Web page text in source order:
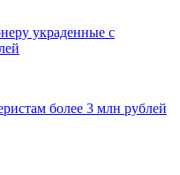
украденные с
более 3 млн рублей